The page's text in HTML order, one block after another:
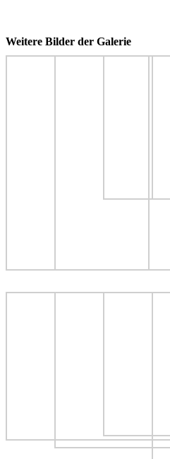
Weitere Bilder der Galerie